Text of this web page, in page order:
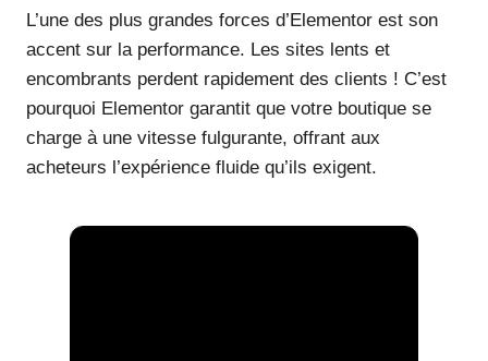
L’une des plus grandes forces d’Elementor est son
accent sur la performance. Les sites lents et
encombrants perdent rapidement des clients ! C’est
pourquoi Elementor garantit que votre boutique se
charge à une vitesse fulgurante, offrant aux
acheteurs l’expérience fluide qu’ils exigent.